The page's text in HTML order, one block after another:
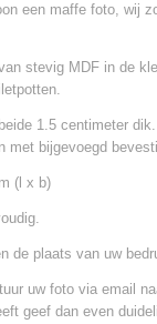
een maffe foto, wij
stevig MDF in de
1.5 centimeter
met bijgevoegd
(l x b)
de plaats van uw
uw foto via email
geef dan even